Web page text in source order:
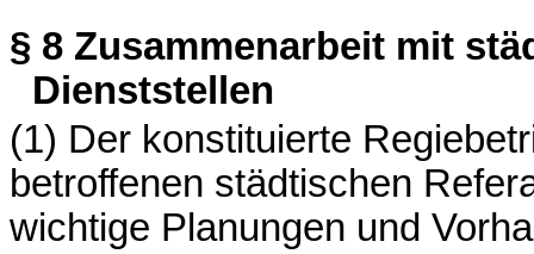
§ 8 Zusammenarbeit mit
Dienststellen
(1) Der konstituierte
betroffenen städtischen
wichtige Planungen und